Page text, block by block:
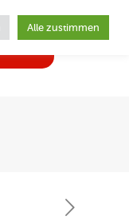
Alle zustimmen